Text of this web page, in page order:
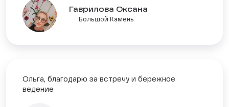
Гаврилова Оксана
Большой Камень
Ольга, благодарю за встречу и бережное
ведение